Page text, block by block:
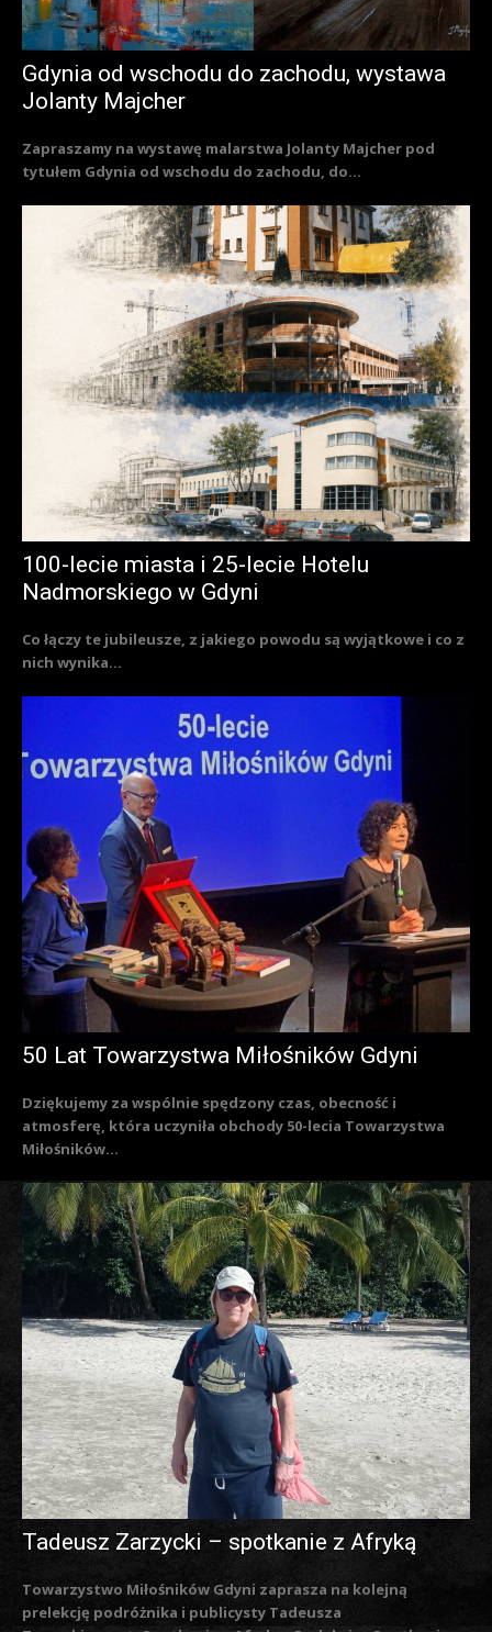
Gdynia od wschodu do zachodu, wystawa
Jolanty Majcher
Zapraszamy na wystawę malarstwa Jolanty Majcher pod
tytułem Gdynia od wschodu do zachodu, do...
100-lecie miasta i 25-lecie Hotelu
Nadmorskiego w Gdyni
Co łączy te jubileusze, z jakiego powodu są wyjątkowe i co z
nich wynika...
50 Lat Towarzystwa Miłośników Gdyni
Dziękujemy za wspólnie spędzony czas, obecność i
atmosferę, która uczyniła obchody 50-lecia Towarzystwa
Miłośników...
Tadeusz Zarzycki – spotkanie z Afryką
Towarzystwo Miłośników Gdyni zaprasza na kolejną
prelekcję podróżnika i publicysty Tadeusza